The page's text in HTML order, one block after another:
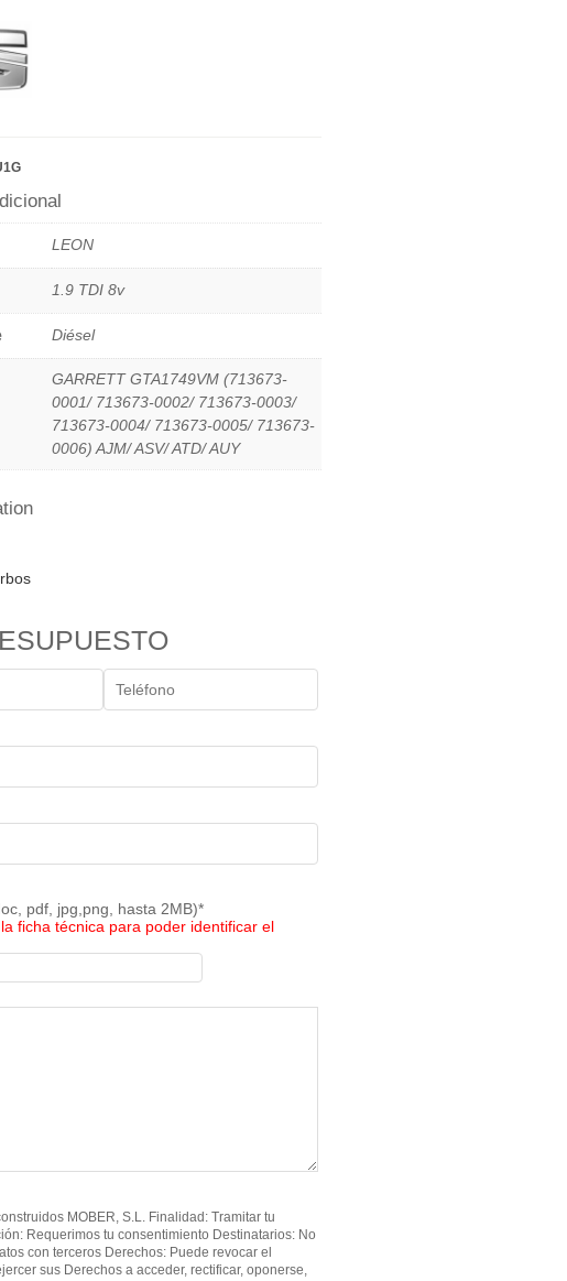
LEON
1.9 TDI 8v
Diésel
GARRETT GTA1749VM (713673-
0001/ 713673-0002/ 713673-0003/
713673-0004/ 713673-0005/ 713673-
0006) AJM/ ASV/ ATD/ AUY
pdf, jpg,png, hasta 2MB)*
ficha técnica para poder identificar el
MOBER, S.L. Finalidad: Tramitar tu
Requerimos tu consentimiento Destinatarios: No
con terceros Derechos: Puede revocar el
sus Derechos a acceder, rectificar, oponerse,